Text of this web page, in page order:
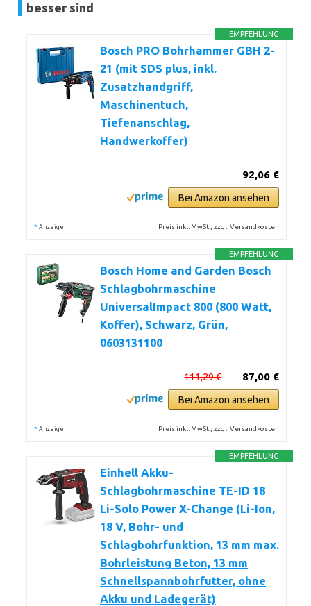
besser sind
EMPFEHLUNG
Bosch PRO Bohrhammer GBH 2-
21 (mit SDS plus, inkl.
Zusatzhandgriff,
Maschinentuch,
Tiefenanschlag,
Handwerkoffer)
92,06 €
Bei Amazon ansehen
* Anzeige Preis inkl. MwSt., zzgl. Versandkosten
EMPFEHLUNG
Bosch Home and Garden Bosch
Schlagbohrmaschine
UniversalImpact 800 (800 Watt,
Koffer), Schwarz, Grün,
0603131100
87,00 €
111,29 €
Bei Amazon ansehen
* Anzeige Preis inkl. MwSt., zzgl. Versandkosten
EMPFEHLUNG
Einhell Akku-
Schlagbohrmaschine TE-ID 18
Li-Solo Power X-Change (Li-Ion,
18 V, Bohr- und
Schlagbohrfunktion, 13 mm max.
Bohrleistung Beton, 13 mm
Schnellspannbohrfutter, ohne
Akku und Ladegerät)